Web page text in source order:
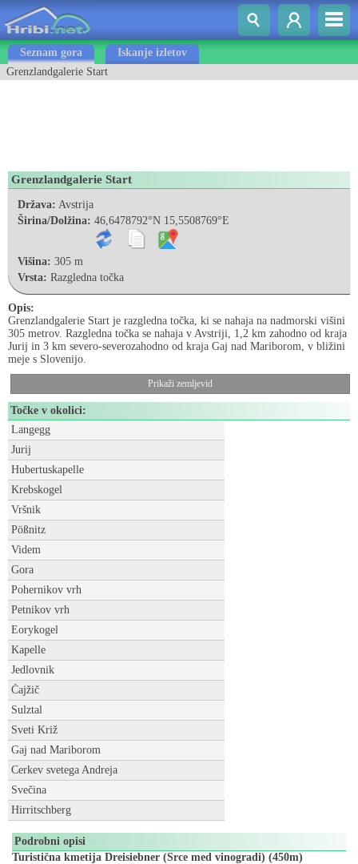
Seznam gora
Iskanje izletov
Grenzlandgalerie Start
Grenzlandgalerie Start
Država: Avstrija
Širina/Dolžina: 46,6478792°N 15,5508769°E
Višina: 305 m
Vrsta: Razgledna točka
Opis:
Grenzlandgalerie Start je razgledna točka, ki se nahaja na nadmorski višini
305 metrov. Razgledna točka se nahaja v Avstriji, 1,2 km zahodno od kraja
Jurij in 3 km severo-severozahodno od kraja Gaj nad Mariborom, v bližini
meje s Slovenijo.
Prikaži zemljevid
Točke v okolici:
Langegg
Jurij
Hubertuskapelle
Krebskogel
Vršnik
Pößnitz
Videm
Gora
Pohernikov vrh
Petnikov vrh
Eorykogel
Kapelle
Jedlovnik
Čajžič
Sulztal
Sveti Križ
Gaj nad Mariborom
Cerkev svetega Andreja
Svečina
Hirritschberg
Podrobni opisi
Turistična kmetija Dreisiebner (Srce med vinogradi) (450m)